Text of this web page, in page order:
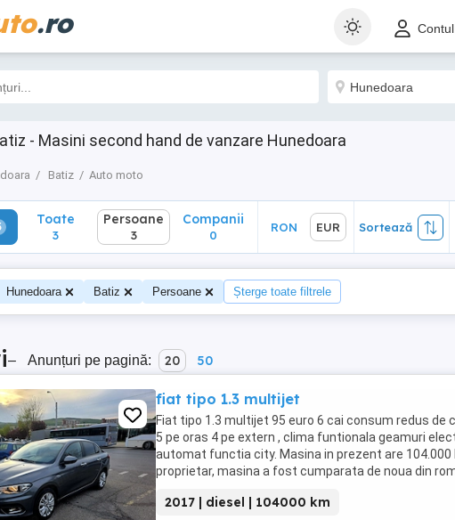
.ro
- Masini second hand de vanzare Hunedoara
Batiz Auto moto
Toate
3
Sortează
Toate
3
Persoane
3
Companii
0
RON EUR Sortează
Hunedoara Batiz Persoane Șterge toate filtrele
– Anunțuri pe pagină: 20 50
fiat tipo 1.3 multijet
Fiat tipo 1.3 multijet 95 euro 6 cai consum redus de
5 pe oras 4 pe extern , clima funtionala geamuri
automat functia city. Masina in prezent are 104.000
proprietar, masina a fost cumparata de noua din
2017 | diesel | 104000 km